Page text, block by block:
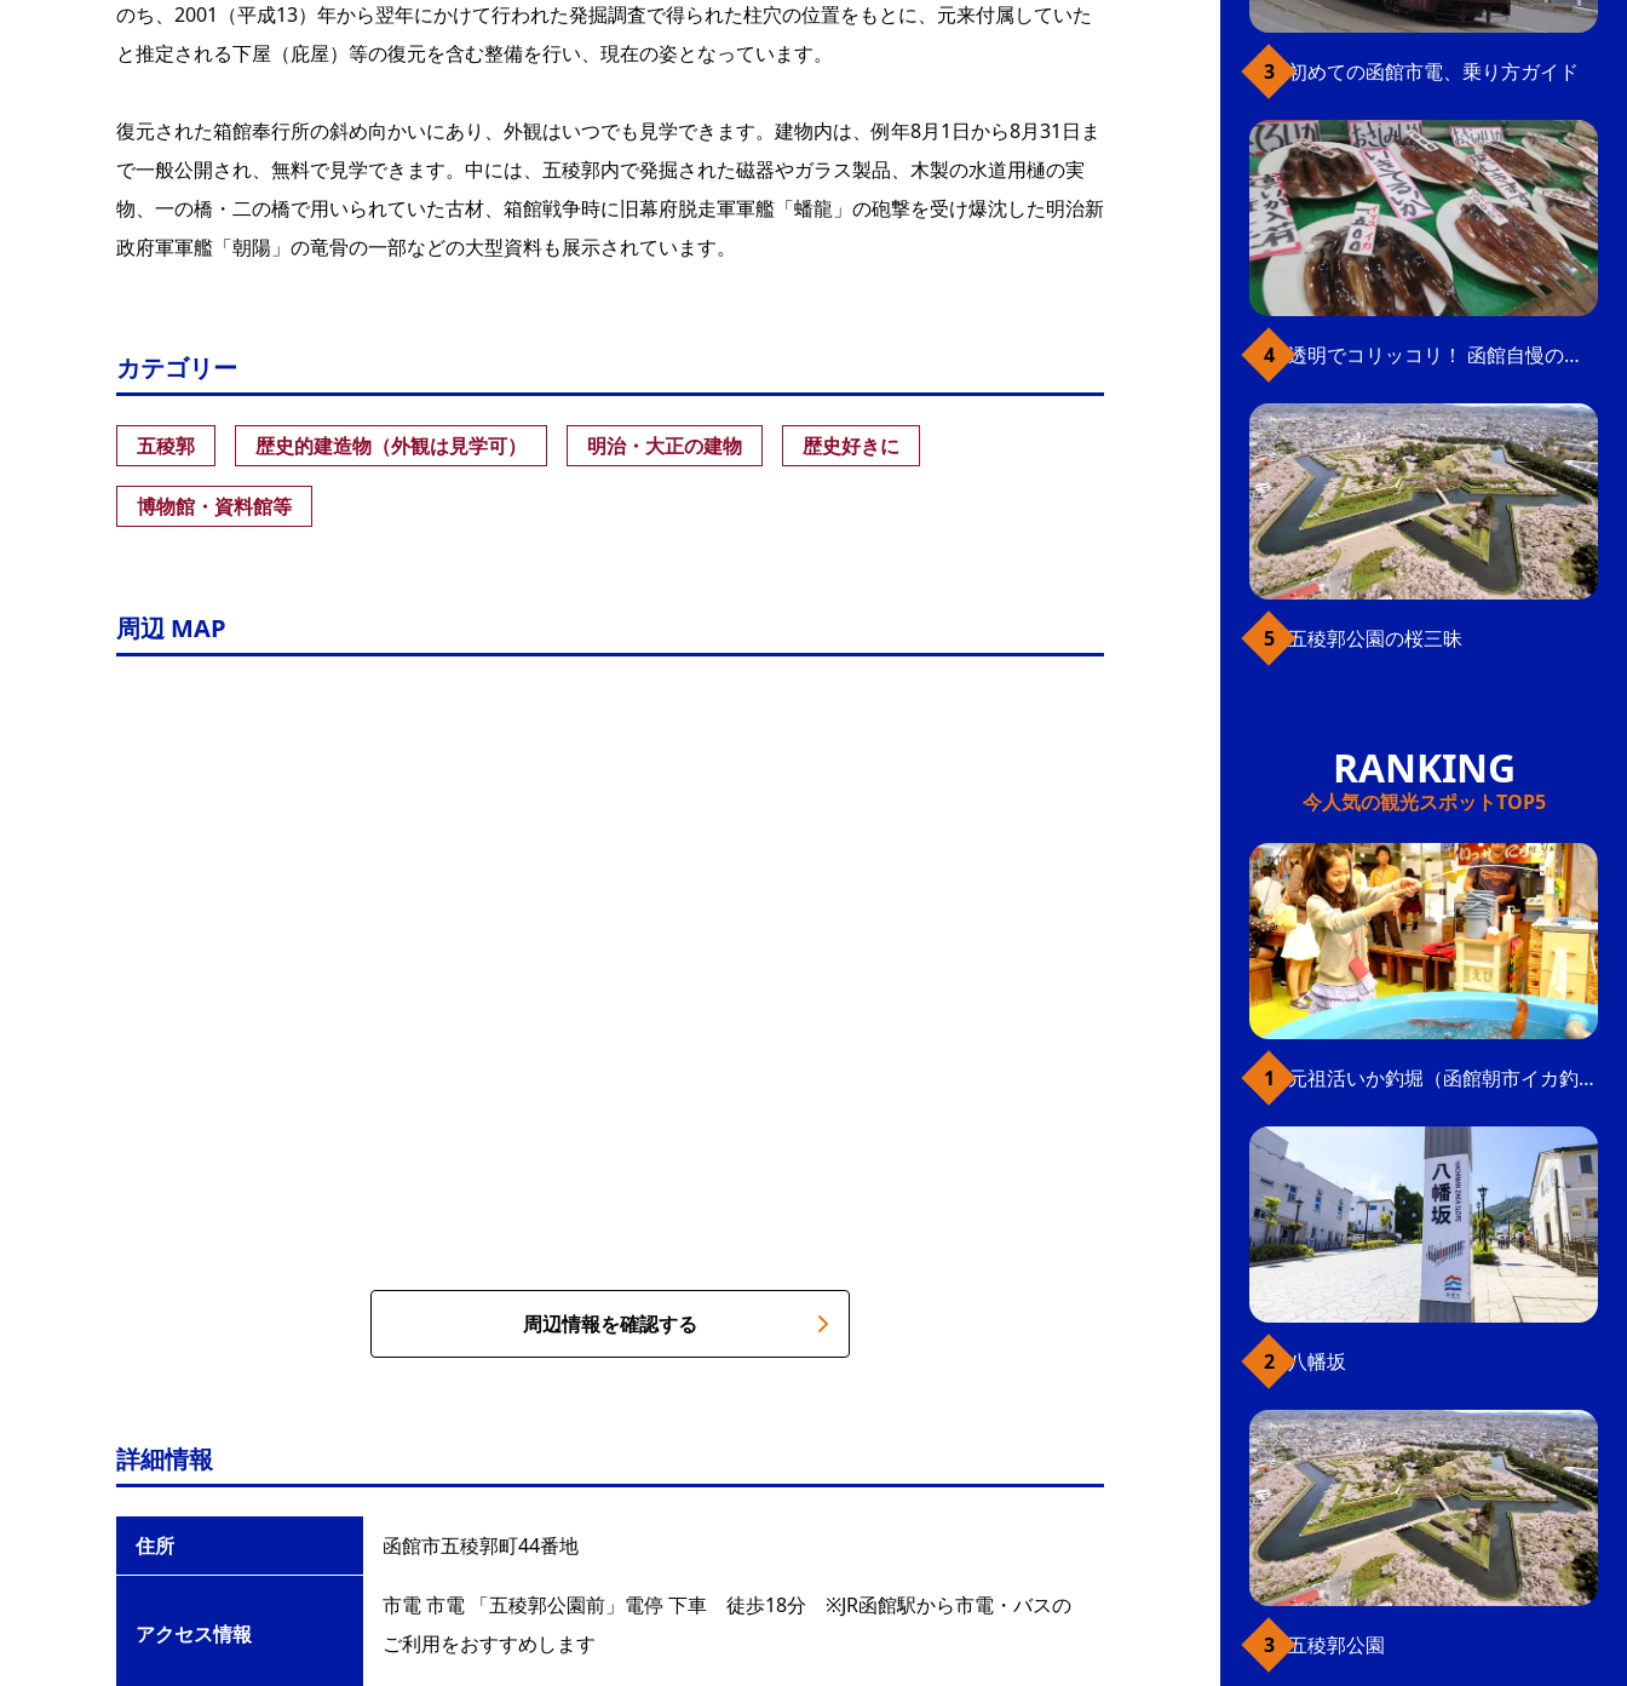
のち、2001（平成13）年から翌年にかけて行われた発掘調査で得られた柱穴の位置をもとに、元来付属していた
と推定される下屋（庇屋）等の復元を含む整備を行い、現在の姿となっています。
復元された箱館奉行所の斜め向かいにあり、外観はいつでも見学できます。建物内は、例年8月1日から8月31日ま
で一般公開され、無料で見学できます。中には、五稜郭内で発掘された磁器やガラス製品、木製の水道用樋の実
物、一の橋・二の橋で用いられていた古材、箱館戦争時に旧幕府脱走軍軍艦「蟠龍」の砲撃を受け爆沈した明治新
政府軍軍艦「朝陽」の竜骨の一部などの大型資料も展示されています。
カテゴリー
五稜郭 歴史的建造物（外観は見学可） 明治・大正の建物 歴史好きに
博物館・資料館等
周辺 MAP
周辺情報を確認する
詳細情報
住所 函館市五稜郭町44番地
アクセス情報
市電 市電 「五稜郭公園前」電停 下車 徒歩18分 ※JR函館駅から市電・バスの
ご利用をおすすめします
初めての函館市電、乗り方ガイド
透明でコリッコリ！ 函館自慢のいかをどうぞ
五稜郭公園の桜三昧
今人気の観光スポットTOP5
元祖活いか釣堀（函館朝市イカ釣り体験）
八幡坂
五稜郭公園